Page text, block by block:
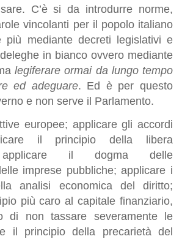
C’è si da introdurre norme,
vincolanti per il popolo italiano
più mediante decreti legislativi e
in bianco ovvero mediante
legiferare ormai da lungo tempo
ed adeguare. Ed è per questo
e non serve il Parlamento.
europee; applicare gli accordi
il principio della libera
applicare il dogma delle
imprese pubbliche; applicare i
analisi economica del diritto;
più caro al capitale finanziario,
di non tassare severamente le
il principio della precarietà del